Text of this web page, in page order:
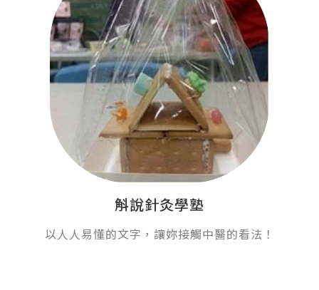
斛說針灸學塾
以人人易懂的文字，讓妳接觸中醫的看法！